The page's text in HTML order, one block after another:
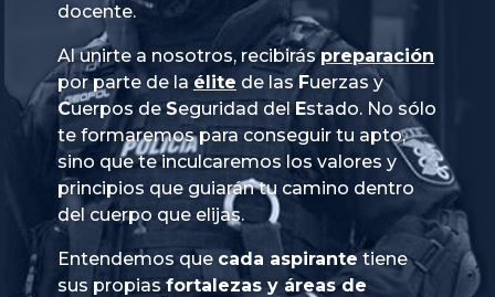
docente.
Al unirte a nosotros, recibiráspreparación
por parte de la élite de las Fuerzas y
Cuerpos de Seguridad del Estado. No sólo
te formaremos para conseguir tu apto,
sino que te inculcaremos los valores y
principios que guiarán tu camino dentro
del cuerpo que elijas.
Entendemos que cada aspirante tiene
sus propias fortalezas y áreas de